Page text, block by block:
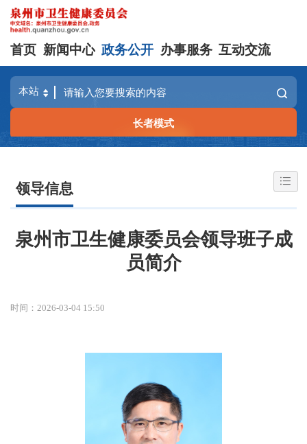
首页 新闻中心 政务公开 办事服务 互动交流
长者模式
领导信息
泉州市卫生健康委员会领导班子成
员简介
时间：2026-03-04 15:50